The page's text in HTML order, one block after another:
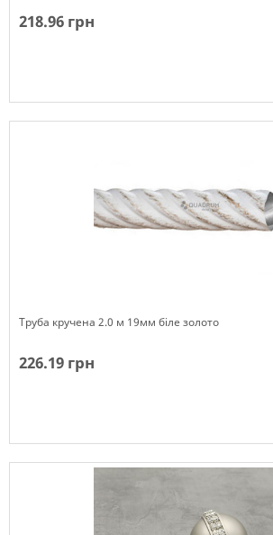
218.96 грн
Труба кручена 2.0 м 19мм біле золото
226.19 грн